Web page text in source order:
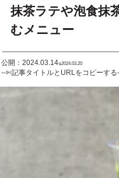
抹茶ラテや泡食抹
むメニュー
公開：2024.03.14ಇ2024.03.20
--✄記事タイトルとURLをコピーす